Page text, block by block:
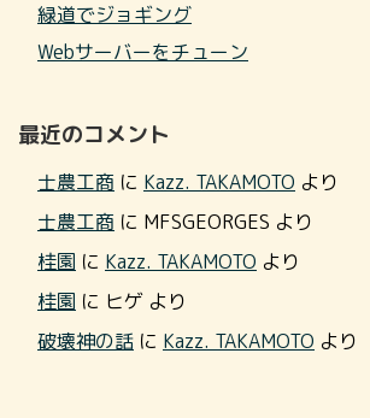
緑道でジョギング
Webサーバーをチューン
最近のコメント
士農工商 に Kazz. TAKAMOTO より
士農工商 に MFSGEORGES より
桂園 に Kazz. TAKAMOTO より
桂園 に ヒゲ より
破壊神の話 に Kazz. TAKAMOTO より